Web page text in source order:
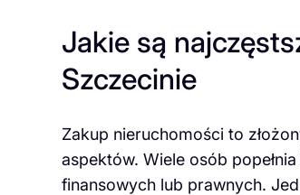
Jakie są
Szczecinie
Zakup nieruchomości to
aspektów. Wiele osób
finansowych lub prawnych.